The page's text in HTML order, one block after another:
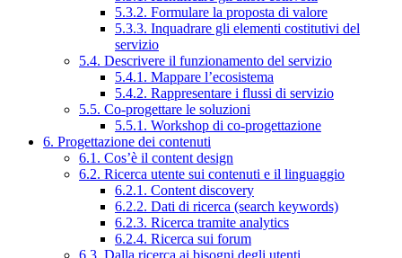
5.3.2. Formulare la proposta di valore
5.3.3. Inquadrare gli elementi costitutivi del
servizio
5.4. Descrivere il funzionamento del servizio
5.4.1. Mappare l’ecosistema
5.4.2. Rappresentare i flussi di servizio
5.5. Co-progettare le soluzioni
5.5.1. Workshop di co-progettazione
6. Progettazione dei contenuti
6.1. Cos’è il content design
6.2. Ricerca utente sui contenuti e il linguaggio
6.2.1. Content discovery
6.2.2. Dati di ricerca (search keywords)
6.2.3. Ricerca tramite analytics
6.2.4. Ricerca sui forum
6.3. Dalla ricerca ai bisogni degli utenti